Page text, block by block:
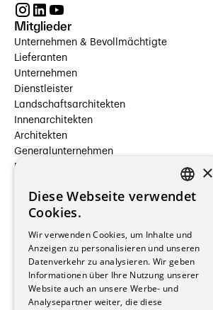
Mitglieder
Unternehmen & Bevollmächtigte
Lieferanten
Unternehmen
Dienstleister
Landschaftsarchitekten
Innenarchitekten
Architekten
Generalunternehmen
Beauftragte Unternehmen
Hersteller/Lieferanten
Bauherrschaften
Immobilienverwaltungsgesellschaften
Stockwerkeigentum
Reportagen
Wohnungen
Renovierungen
Innere Umbauten
FRENCH
×
Diese Webseite verwendet
Cookies.
Wir verwenden Cookies, um Inhalte und
Anzeigen zu personalisieren und unseren
Datenverkehr zu analysieren. Wir geben
Informationen über Ihre Nutzung unserer
Website auch an unsere Werbe- und
Analysepartner weiter, die diese